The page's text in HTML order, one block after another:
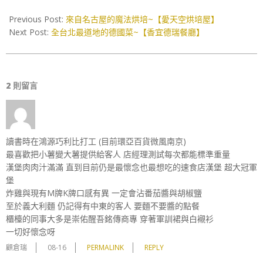
11-
06
Previous Post: 來自名古屋的魔法烘培~【愛天空烘培屋】
Next Post: 全台北最道地的德國菜~【香宜德瑞餐廳】
2 則留言
讀書時在鴻源巧利比打工 (目前環亞百貨微風南京)
最喜歡把小薯變大薯提供給客人 店經理測試每次都能標準重量
漢堡肉肉汁滿滿 直到目前仍是最懷念也最想吃的速食店漢堡 超大冠軍
堡
炸雞與現有M牌K牌口感有異 一定會沾番茄醬與胡椒鹽
至於義大利麵 仍記得有中東的客人 要麵不要醬的點餐
櫃檯的同事大多是崇佑醒吾銘傳商專 穿著軍訓裙與白襯衫
一切好懷念呀
顧倉瑞 08-16 PERMALINK REPLY